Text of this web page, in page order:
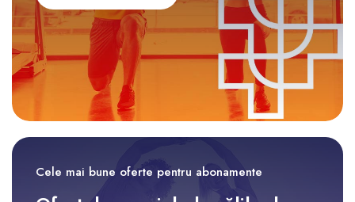
Cele mai bune oferte pentru abonamente